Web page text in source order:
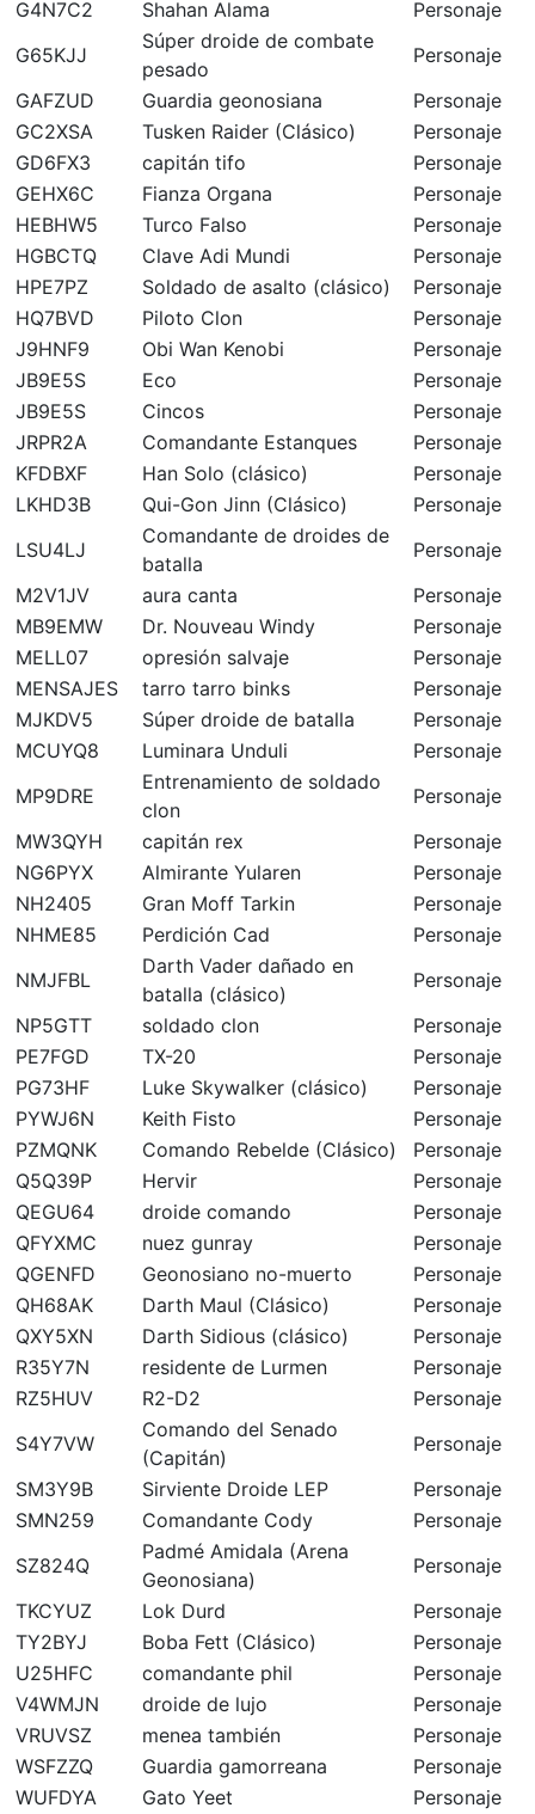
G4N7C2 Shahan Alama
Personaje
G65KJJ
Súper droide de combate
pesado
Personaje
GAFZUD
Guardia geonosiana
Personaje
GC2XSA
Tusken Raider (Clásico)
Personaje
GD6FX3
capitán tifo
Personaje
GEHX6C
Fianza Organa
Personaje
HEBHW5
Turco Falso
Personaje
HGBCTQ
Clave Adi Mundi
Personaje
HPE7PZ
Soldado de asalto (clásico)
Personaje
HQ7BVD
Piloto Clon
Personaje
J9HNF9
Obi Wan Kenobi
Personaje
JB9E5S
Eco
Personaje
JB9E5S
Cincos
Personaje
JRPR2A
Comandante Estanques
Personaje
KFDBXF
Han Solo (clásico)
Personaje
LKHD3B
Qui-Gon Jinn (Clásico)
Personaje
LSU4LJ
Comandante de droides de
batalla
Personaje
M2V1JV
aura canta
Personaje
MB9EMW
Dr. Nouveau Windy
Personaje
MELL07
opresión salvaje
Personaje
MENSAJES
tarro tarro binks
Personaje
MJKDV5
Súper droide de batalla
Personaje
MCUYQ8
Luminara Unduli
Personaje
MP9DRE
Entrenamiento de soldado
clon
Personaje
MW3QYH
capitán rex
Personaje
NG6PYX
Almirante Yularen
Personaje
NH2405
Gran Moff Tarkin
Personaje
NHME85
Perdición Cad
Personaje
NMJFBL
Darth Vader dañado en
batalla (clásico)
Personaje
NP5GTT
soldado clon
Personaje
PE7FGD
TX-20
Personaje
PG73HF
Luke Skywalker (clásico)
Personaje
PYWJ6N
Keith Fisto
Personaje
PZMQNK
Comando Rebelde (Clásico)
Personaje
Q5Q39P
Hervir
Personaje
QEGU64
droide comando
Personaje
QFYXMC
nuez gunray
Personaje
QGENFD
Geonosiano no-muerto
Personaje
QH68AK
Darth Maul (Clásico)
Personaje
QXY5XN
Darth Sidious (clásico)
Personaje
R35Y7N
residente de Lurmen
Personaje
RZ5HUV
R2-D2
Personaje
S4Y7VW
Comando del Senado
(Capitán)
Personaje
SM3Y9B
Sirviente Droide LEP
Personaje
SMN259
Comandante Cody
Personaje
SZ824Q
Padmé Amidala (Arena
Geonosiana)
Personaje
TKCYUZ
Lok Durd
Personaje
TY2BYJ
Boba Fett (Clásico)
Personaje
U25HFC
comandante phil
Personaje
V4WMJN
droide de lujo
Personaje
VRUVSZ
menea también
Personaje
WSFZZQ
Guardia gamorreana
Personaje
WUFDYA
Gato Yeet
Personaje